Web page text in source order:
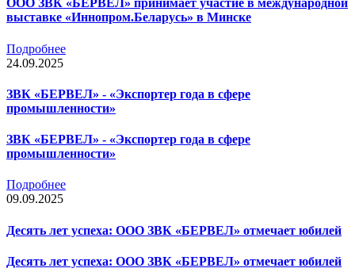
ООО ЗВК «БЕРВЕЛ» принимает участие в международной
выставке «Иннопром.Беларусь» в Минске
Подробнее
24.09.2025
ЗВК «БЕРВЕЛ» - «Экспортер года в сфере
промышленности»
ЗВК «БЕРВЕЛ» - «Экспортер года в сфере
промышленности»
Подробнее
09.09.2025
Десять лет успеха: ООО ЗВК «БЕРВЕЛ» отмечает юбилей
Десять лет успеха: ООО ЗВК «БЕРВЕЛ» отмечает юбилей